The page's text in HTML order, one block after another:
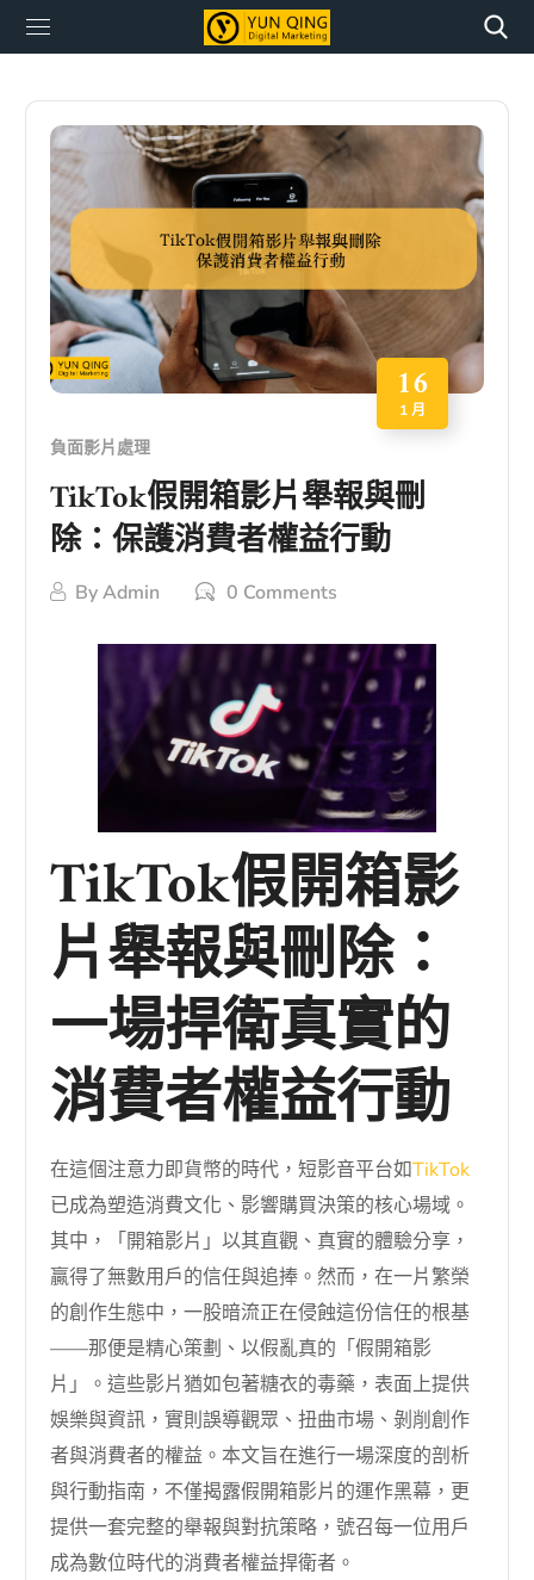
16
1 月
負面影片處理
TikTok假開箱影片舉報與刪
除：保護消費者權益行動
ByAdmin 0 Comments
TikTok假開箱影
片舉報與刪除：
一場捍衛真實的
消費者權益行動
在這個注意力即貨幣的時代，短影音平台如TikTok
已成為塑造消費文化、影響購買決策的核心場域。
其中，「開箱影片」以其直觀、真實的體驗分享，
贏得了無數用戶的信任與追捧。然而，在一片繁榮
的創作生態中，一股暗流正在侵蝕這份信任的根基
——那便是精心策劃、以假亂真的「假開箱影
片」。這些影片猶如包著糖衣的毒藥，表面上提供
娛樂與資訊，實則誤導觀眾、扭曲市場、剝削創作
者與消費者的權益。本文旨在進行一場深度的剖析
與行動指南，不僅揭露假開箱影片的運作黑幕，更
提供一套完整的舉報與對抗策略，號召每一位用戶
成為數位時代的消費者權益捍衛者。